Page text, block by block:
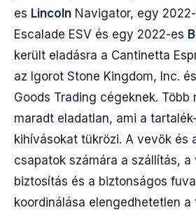
es Lincoln Navigator, egy
Escalade ESV és egy 2022-es
került eladásra a Cantinetta
az Igorot Stone Kingdom, Inc.
Goods Trading cégeknek. Több
maradt eladatlan, ami a
kihívásokat tükrözi. A vevők és
csapatok számára a szállítás, a
biztosítás és a biztonságos
koordinálása elengedhetetlen